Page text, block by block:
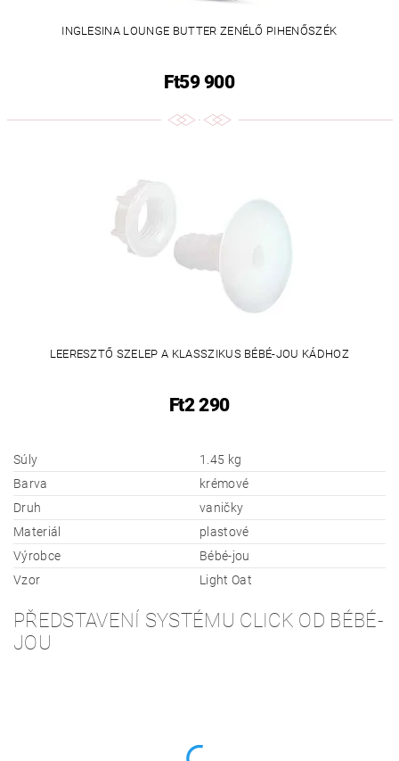
INGLESINA LOUNGE BUTTER ZENÉLŐ PIHENŐSZÉK
Ft59 900
LEERESZTŐ SZELEP A KLASSZIKUS BÉBÉ-JOU KÁDHOZ
Ft2 290
Súly
1.45 kg
Barva
krémové
Druh
vaničky
Materiál
plastové
Výrobce
Bébé-jou
Vzor
Light Oat
PŘEDSTAVENÍ SYSTÉMU CLICK OD BÉBÉ-
JOU